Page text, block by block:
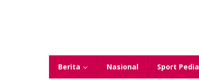
Berita Nasional Sport Pedia